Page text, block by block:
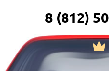
8 (812)